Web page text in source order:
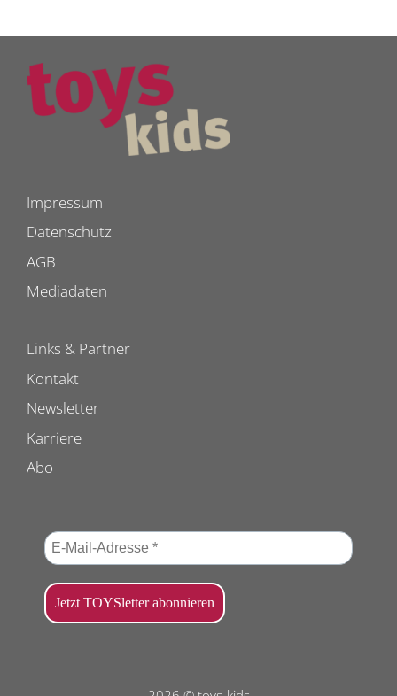
Impressum
Datenschutz
AGB
Mediadaten
Links & Partner
Kontakt
Newsletter
Karriere
Abo